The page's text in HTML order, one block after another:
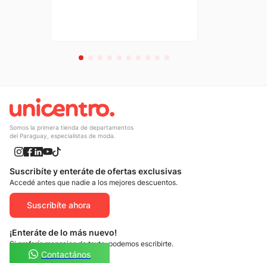
Somos la primera tienda de departamentos
del Paraguay, especialistas de moda.
Suscribíte y enteráte de ofertas exclusivas
Accedé antes que nadie a los mejores descuentos.
Suscribíte ahora
¡Enteráte de lo más nuevo!
Si preferís mensajes de texto, podemos escribirte.
Contactános